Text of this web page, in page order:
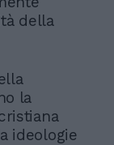
della
la
ideologie